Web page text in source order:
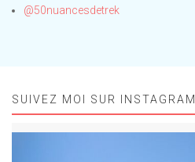
@50nuancesdetrek
SUIVEZ MOI SUR INSTAGRAM